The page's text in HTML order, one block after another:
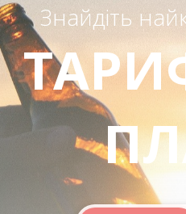
Знайдіть